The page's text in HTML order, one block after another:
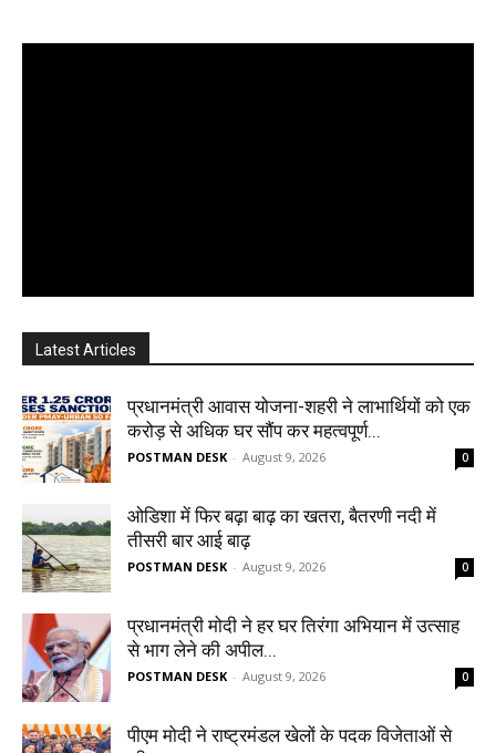
Latest Articles
प्रधानमंत्री आवास योजना-शहरी ने लाभार्थियों को एक
करोड़ से अधिक घर सौंप कर महत्वपूर्ण...
POSTMAN DESK - August 9, 2026 0
ओडिशा में फिर बढ़ा बाढ़ का खतरा, बैतरणी नदी में
तीसरी बार आई बाढ़
POSTMAN DESK - August 9, 2026 0
प्रधानमंत्री मोदी ने हर घर तिरंगा अभियान में उत्साह
से भाग लेने की अपील...
POSTMAN DESK - August 9, 2026 0
पीएम मोदी ने राष्ट्रमंडल खेलों के पदक विजेताओं से